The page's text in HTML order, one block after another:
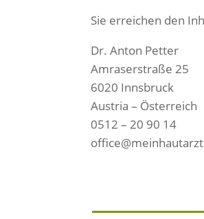
Sie erreichen den
Dr. Anton Petter
Amraserstraße 25
6020 Innsbruck
Austria – Österreich
0512 – 20 90 14